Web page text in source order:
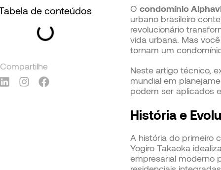
de conteúdos
Compartilhe
O condomínio
urbano brasileiro
revolucionário
vida urbana. Mas
tornam um
Neste artigo técnico,
mundial em
podem ser aplicados
História e
A história do primeiro
Yogiro Takaoka
empresarial moderno